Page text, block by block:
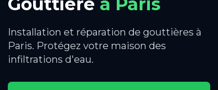
Installation et réparation de gouttières à
Paris. Protégez votre maison des
infiltrations d'eau.